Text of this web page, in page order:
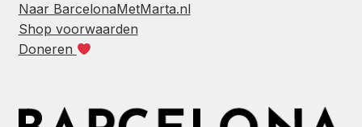
Naar BarcelonaMetMarta.nl
Shop voorwaarden
Doneren